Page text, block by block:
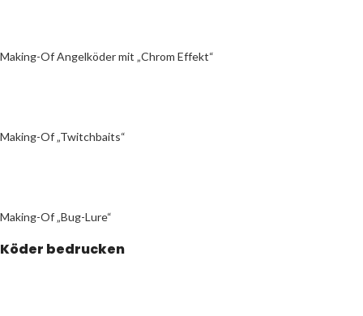
Making-Of Angelköder mit „Chrom Effekt“
Making-Of „Twitchbaits“
Making-Of „Bug-Lure“
Köder bedrucken